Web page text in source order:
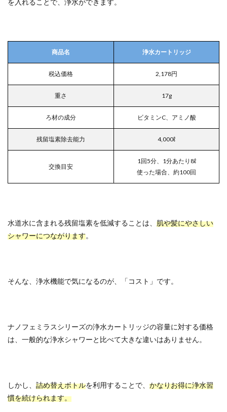
を入れることで、浄水ができます。
商品名 浄水カートリッジ
税込価格 2,178円
重さ 17g
ろ材の成分 ビタミンC、アミノ酸
残留塩素除去能力 4,000ℓ
交換目安
1回5分、1分あたり8ℓ
使った場合、約100回
水道水に含まれる残留塩素を低減することは、 肌や髪にやさしい
シャワーにつながります。
そんな、浄水機能で気になるのが、「コスト」です。
ナノフェミラスシリーズの浄水カートリッジの容量に対する価格
は、一般的な浄水シャワーと比べて大きな違いはありません。
しかし、 詰め替えボトルを利用することで、 かなりお得に浄水習
慣を続けられます。